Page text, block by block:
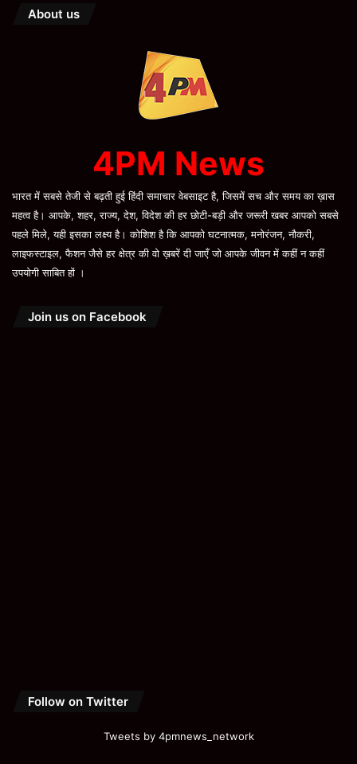
About us
4PM News
भारत में सबसे तेजी से बढ़ती हुई हिंदी समाचार वेबसाइट है, जिसमें सच और समय का ख़ास
महत्व है। आपके, शहर, राज्य, देश, विदेश की हर छोटी-बड़ी और जरूरी खबर आपको सबसे
पहले मिले, यही इसका लक्ष्य है। कोशिश है कि आपको घटनात्मक, मनोरंजन, नौकरी,
लाइफस्टाइल, फैशन जैसे हर क्षेत्र की वो ख़बरें दी जाएँ जो आपके जीवन में कहीं न कहीं
उपयोगी साबित हों ।
Join us on Facebook
Follow on Twitter
Tweets by 4pmnews_network